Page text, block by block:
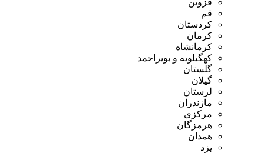
قم
کردستان
کرمان
کرمانشاه
کهگیلویه و بویراحمد
گلستان
گیلان
لرستان
مازندران
مرکزی
هرمزگان
همدان
یزد